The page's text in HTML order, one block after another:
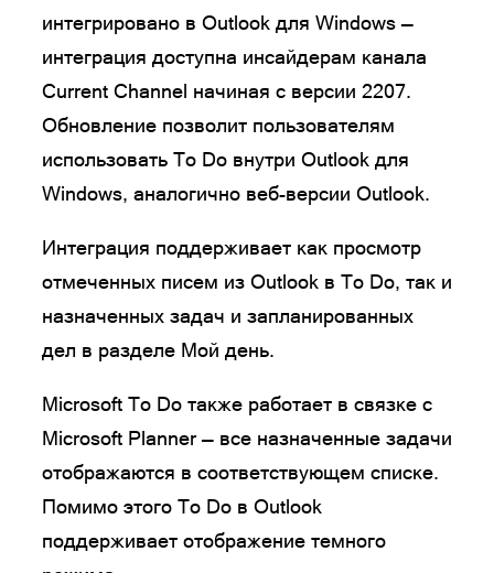
интегрировано в Outlook для Windows —
интеграция доступна инсайдерам канала
Current Channel начиная с версии 2207.
Обновление позволит пользователям
использовать To Do внутри Outlook для
Windows, аналогично веб-версии Outlook.
Интеграция поддерживает как просмотр
отмеченных писем из Outlook в To Do, так и
назначенных задач и запланированных
дел в разделе Мой день.
Microsoft To Do также работает в связке с
Microsoft Planner — все назначенные задачи
отображаются в соответствующем списке.
Помимо этого To Do в Outlook
поддерживает отображение темного